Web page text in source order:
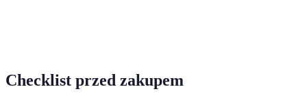
Checklist przed zakupem